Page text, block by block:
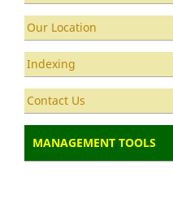
Our Location
Indexing
Contact Us
MANAGEMENT TOOLS